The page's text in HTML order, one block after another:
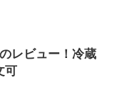
レビュー！冷蔵
可